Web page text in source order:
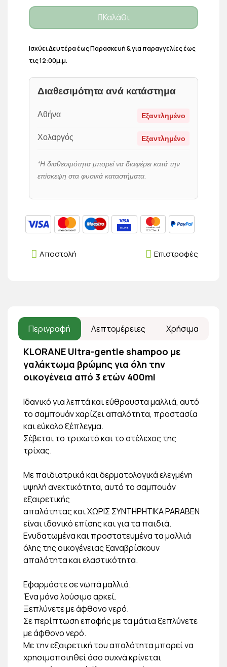
Καλάθι
Ισχύει Δευτέρα έως Παρασκευή & για παραγγελίες έως
τις 12:00μ.μ.
Διαθεσιμότητα ανά κατάστημα
Αθήνα Εξαντλημένο
Χολαργός Εξαντλημένο
*Η διαθεσιμότητα μπορεί να διαφέρει κατά την
επίσκεψη στα φυσικά καταστήματα.
Επιστροφές
Αποστολή
Περιγραφή Λεπτομέρειες Χρήσιμα
KLORANE Ultra-gentle shampoo με
γαλάκτωμα βρώμης για όλη την
οικογένεια από 3 ετών 400ml
Ιδανικό για λεπτά και εύθραυστα μαλλιά, αυτό
το σαμπουάν χαρίζει απαλότητα, προστασία
και εύκολο ξέπλεγμα.
Σέβεται το τριχωτό και το στέλεχος της
τρίχας.
Με παιδιατρικά και δερματολογικά ελεγμένη
υψηλή ανεκτικότητα, αυτό το σαμπουάν
εξαιρετικής
απαλότητας και ΧΩΡΙΣ ΣΥΝΤΗΡΗΤΙΚΑ PARABEN
είναι ιδανικό επίσης και για τα παιδιά.
Ενυδατωμένα και προστατευμένα τα μαλλιά
όλης της οικογένειας ξαναβρίσκουν
απαλότητα και ελαστικότητα.
Εφαρμόστε σε νωπά μαλλιά.
Ένα μόνο λούσιμο αρκεί.
Ξεπλύνετε με άφθονο νερό.
Σε περίπτωση επαφής με τα μάτια ξεπλύνετε
με άφθονο νερό.
Με την εξαιρετική του απαλότητα μπορεί να
χρησιμοποιηθεί όσο συχνά κρίνεται